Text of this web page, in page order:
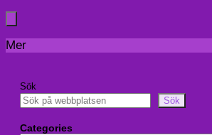
Mer
Sök
Sök
Categories